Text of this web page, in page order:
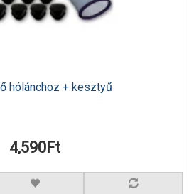
hólánchoz + kesztyű
4,590Ft